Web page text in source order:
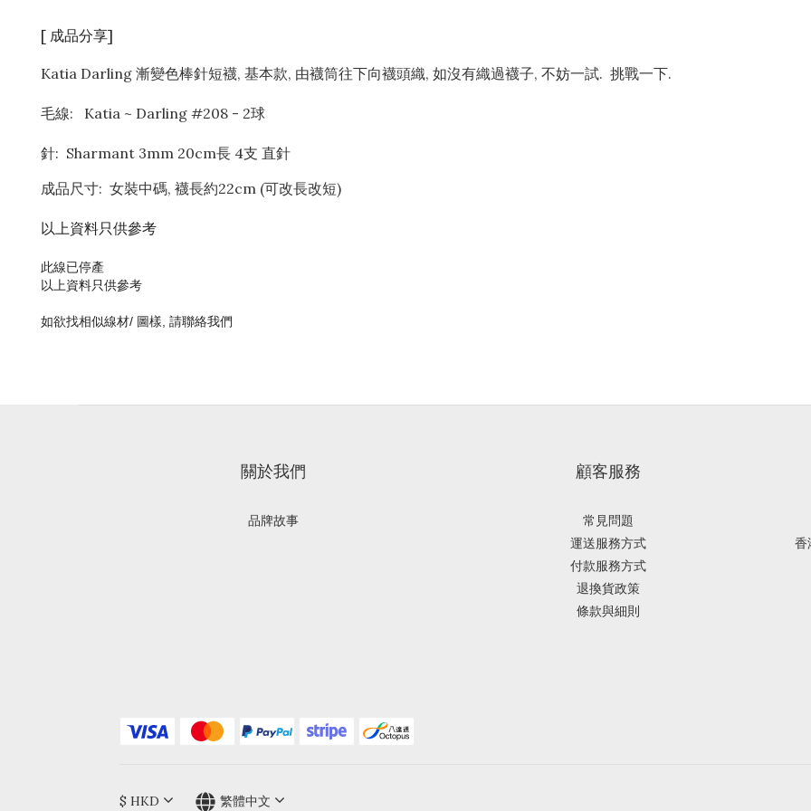
[ 成品分享]
Katia Darling 漸變色棒針短襪, 基本款, 由襪筒往下向襪頭織, 如沒有織過襪子, 不妨一試. 挑戰一下.
毛線: Katia ~ Darling #208 - 2球
針: Sharmant 3mm 20cm長 4支 直針
成品尺寸: 女裝中碼, 襪長約22cm (可改長改短)
以上資料只供參考
此線已停產
以上資料只供參考
如欲找相似線材/ 圖樣, 請聯絡我們
關於我們
品牌故事
顧客服務
常見問題
運送服務方式
付款服務方式
退換貨政策
條款與細則
香
$ HKD 繁體中文